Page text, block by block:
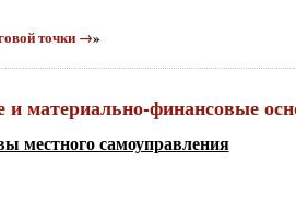
точки →»
материально-финансовые
местного самоуправления